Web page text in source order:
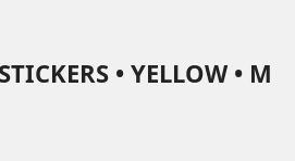
• YELLOW • M